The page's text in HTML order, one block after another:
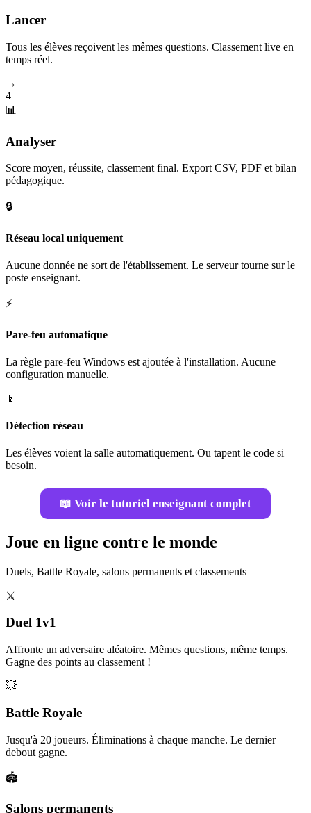
Lancer
Tous les élèves reçoivent les mêmes questions. Classement live en
temps réel.
→
4
📊
Analyser
Score moyen, réussite, classement final. Export CSV, PDF et bilan
pédagogique.
🔒
Réseau local uniquement
Aucune donnée ne sort de l'établissement. Le serveur tourne sur le
poste enseignant.
⚡
Pare-feu automatique
La règle pare-feu Windows est ajoutée à l'installation. Aucune
configuration manuelle.
📱
Détection réseau
Les élèves voient la salle automatiquement. Ou tapent le code si
besoin.
📖 Voir le tutoriel enseignant complet
Joue en ligne contre le monde
Duels, Battle Royale, salons permanents et classements
⚔️
Duel 1v1
Affronte un adversaire aléatoire. Mêmes questions, même temps.
Gagne des points au classement !
💥
Battle Royale
Jusqu'à 20 joueurs. Éliminations à chaque manche. Le dernier
debout gagne.
🏟️
Salons permanents